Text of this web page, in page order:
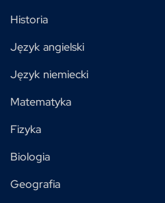
Historia
Język angielski
Język niemiecki
Matematyka
Fizyka
Biologia
Geografia